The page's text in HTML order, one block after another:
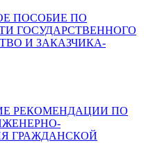
ПОСОБИЕ ПО
ГОСУДАРСТВЕННОГО
И ЗАКАЗЧИКА-
РЕКОМЕНДАЦИИ ПО
ГРАЖДАНСКОЙ